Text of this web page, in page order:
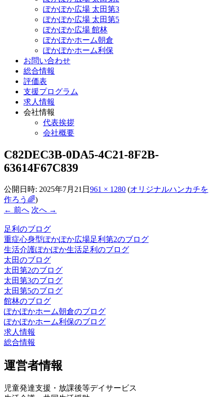
ぽかぽか広場 太田第3
ぽかぽか広場 太田第5
ぽかぽか広場 館林
ぽかぽかホーム朝倉
ぽかぽかホーム利保
お問い合わせ
総合情報
評価表
支援プログラム
求人情報
会社情報
代表挨拶
会社概要
C82DEC3B-0DA5-4C21-8F2B-
63614F67C839
公開日時: 2025年7月21日 961 × 1280 (オリジナルハンカチを
作ろう🌈)
← 前へ 次へ →
足利のブログ
重症心身型ぽかぽか広場足利第2のブログ
生活介護ぽかぽか生活足利のブログ
太田のブログ
太田第2のブログ
太田第3のブログ
太田第5のブログ
館林のブログ
ぽかぽかホーム朝倉のブログ
ぽかぽかホーム利保のブログ
求人情報
総合情報
運営者情報
児童発達支援・放課後等デイサービス